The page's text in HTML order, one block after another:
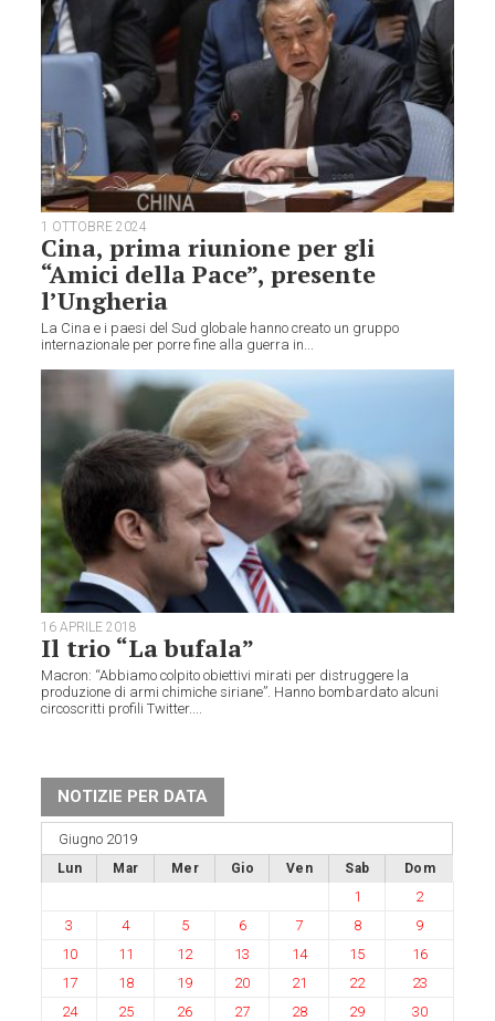
1 OTTOBRE 2024
Cina, prima riunione per gli
“Amici della Pace”, presente
l’Ungheria
La Cina e i paesi del Sud globale hanno creato un gruppo
internazionale per porre fine alla guerra in...
16 APRILE 2018
Il trio “La bufala”
Macron: “Abbiamo colpito obiettivi mirati per distruggere la
produzione di armi chimiche siriane”. Hanno bombardato alcuni
circoscritti profili Twitter....
NOTIZIE PER DATA
Giugno 2019
Lun Mar Mer Gio Ven Sab Dom
1
2
3
4 5 6 7 8
9
10
11 12 13 14 15
16
17
18 19 20 21 22
23
24
25 26 27 28 29 30